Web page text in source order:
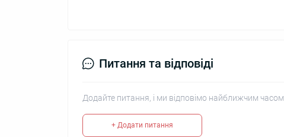
Питання та відповіді
Додайте питання, і ми відповімо найближчим часом.
+ Додати питання